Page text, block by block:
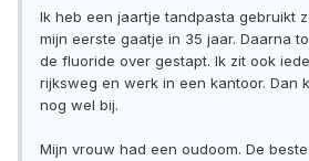
Ik heb een jaartje tandpasta gebruikt
mijn eerste gaatje in 35 jaar. Daarna
de fluoride over gestapt. Ik zit ook
rijksweg en werk in een kantoor. Dan
nog wel bij.
Mijn vrouw had een oudoom. De